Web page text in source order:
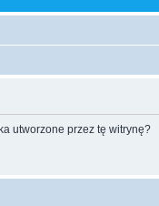
utworzone przez tę witrynę?